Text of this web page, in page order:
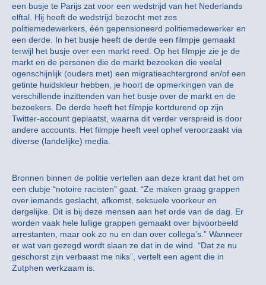
een busje te Parijs zat voor een wedstrijd van het Nederlands
elftal. Hij heeft de wedstrijd bezocht met zes
politiemedewerkers, één gepensioneerd politiemedewerker en
een derde. In het busje heeft de derde een filmpje gemaakt
terwijl het busje over een markt reed. Op het filmpje zie je de
markt en de personen die de markt bezoeken die veelal
ogenschijnlijk (ouders met) een migratieachtergrond en/of een
getinte huidskleur hebben, je hoort de opmerkingen van de
verschillende inzittenden van het busje over de markt en de
bezoekers. De derde heeft het filmpje kortdurend op zijn
Twitter-account geplaatst, waarna dit verder verspreid is door
andere accounts. Het filmpje heeft veel ophef veroorzaakt via
diverse (landelijke) media.
Bronnen binnen de politie vertellen aan deze krant dat het om
een clubje “notoire racisten” gaat. “Ze maken graag grappen
over iemands geslacht, afkomst, seksuele voorkeur en
dergelijke. Dit is bij deze mensen aan het orde van de dag. Er
worden vaak hele lullige grappen gemaakt over bijvoorbeeld
arrestanten, maar ook zo nu en dan over collega’s.” Wanneer
er wat van gezegd wordt slaan ze dat in de wind. “Dat ze nu
geschorst zijn verbaast me niks”, vertelt een agent die in
Zutphen werkzaam is.